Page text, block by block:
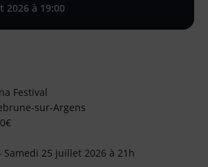
2026 à 19:00
Festival
sur-Argens
Samedi 25 juillet 2026 à 21h